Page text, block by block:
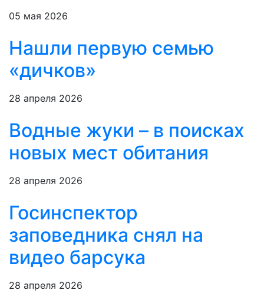
05 мая 2026
Нашли первую семью
«дичков»
28 апреля 2026
Водные жуки – в поисках
новых мест обитания
28 апреля 2026
Госинспектор
заповедника снял на
видео барсука
28 апреля 2026